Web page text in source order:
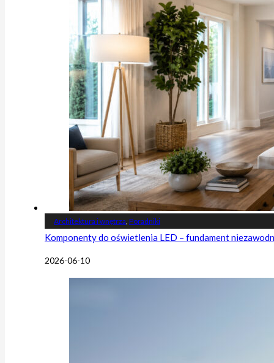
Architektura i wnętrza Poradniki
Komponenty do oświetlenia LED – fundament
2026-06-10